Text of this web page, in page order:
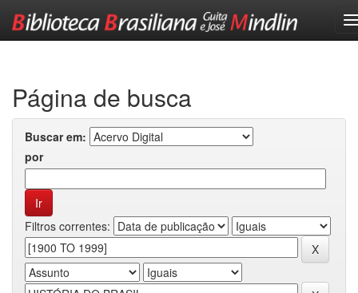
Página de busca
Buscar em:
por
Filtros correntes: